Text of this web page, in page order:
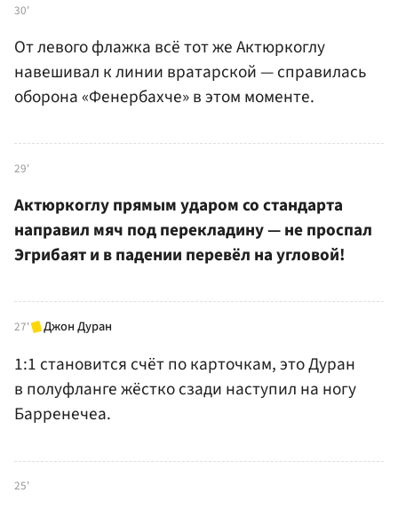
30'
От левого флажка всё тот же Актюркоглу
навешивал к линии вратарской — справилась
оборона «Фенербахче» в этом моменте.
29'
Актюркоглу прямым ударом со стандарта
направил мяч под перекладину — не проспал
Эгрибаят и в падении перевёл на угловой!
27' Джон Дуран
1:1 становится счёт по карточкам, это Дуран
в полуфланге жёстко сзади наступил на ногу
Барренечеа.
25'